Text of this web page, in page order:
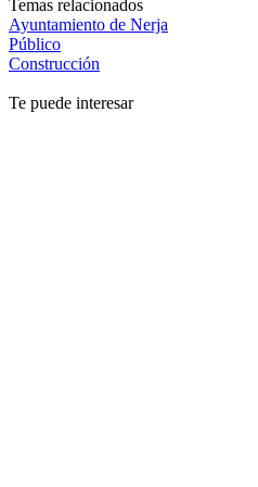
Temas relacionados
Ayuntamiento de Nerja
Público
Construcción
Te puede interesar